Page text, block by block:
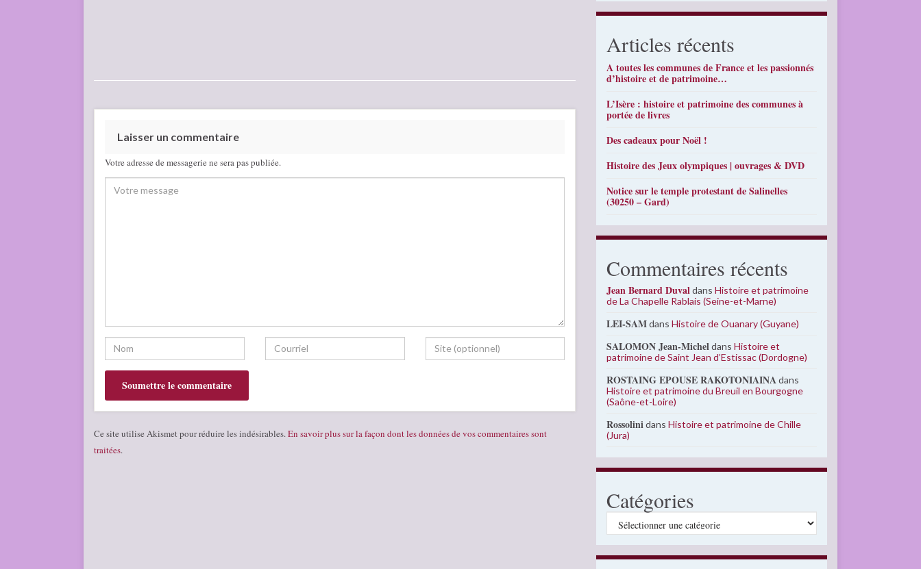
Laisser un commentaire
Votre adresse de messagerie ne sera pas publiée.
Ce site utilise Akismet pour réduire les indésirables. En savoir plus sur la façon dont les données de vos commentaires sont
traitées.
Articles récents
A toutes les communes de France et les passionnés
d’histoire et de patrimoine…
L’Isère : histoire et patrimoine des communes à
portée de livres
Des cadeaux pour Noël !
Histoire des Jeux olympiques | ouvrages & DVD
Notice sur le temple protestant de Salinelles
(30250 – Gard)
Commentaires récents
Jean Bernard DuvaldansHistoire et patrimoine
de La Chapelle Rablais (Seine-et-Marne)
LEI-SAMdansHistoire de Ouanary (Guyane)
SALOMON Jean-MicheldansHistoire et
patrimoine de Saint Jean d’Estissac (Dordogne)
ROSTAING EPOUSE RAKOTONIAINAdans
Histoire et patrimoine du Breuil en Bourgogne
(Saône-et-Loire)
RossolinidansHistoire et patrimoine de Chille
(Jura)
Catégories
Catégories